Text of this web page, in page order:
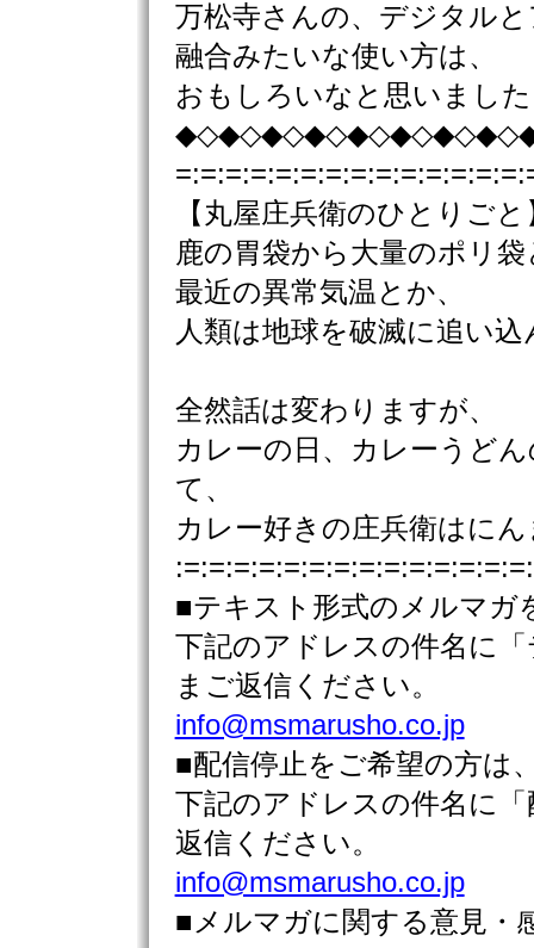
万松寺さんの、デジタル
融合みたいな使い方は、
おもしろいなと思いまし
【丸屋庄兵衛のひとりごと
鹿の胃袋から大量のポリ袋
最近の異常気温とか、
人類は地球を破滅に追い
全然話は変わりますが、
カレーの日、カレーうど
て、
カレー好きの庄兵衛はに
■テキスト形式のメルマガ
下記のアドレスの件名に
まご返信ください。
info@msmarusho.co.jp
■配信停止をご希望の方は
下記のアドレスの件名に
返信ください。
info@msmarusho.co.jp
■メルマガに関する意見・